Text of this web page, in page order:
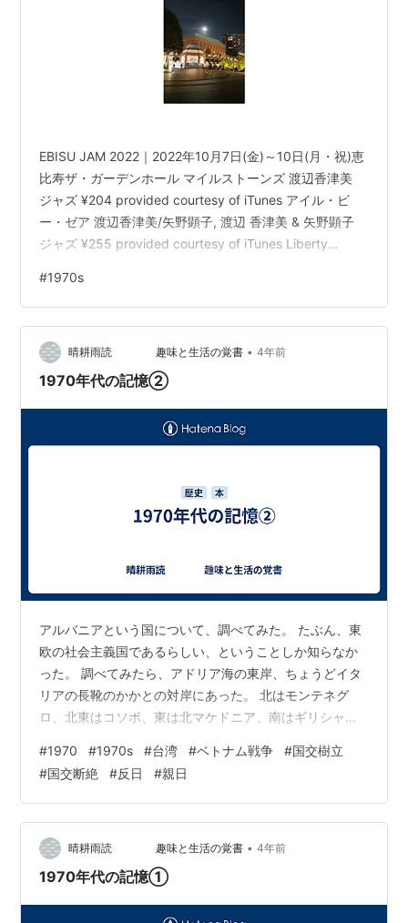
EBISU JAM 2022｜2022年10月7日(金)～10日(月・祝)恵
比寿ザ・ガーデンホール マイルストーンズ 渡辺香津美
ジャズ ¥204 provided courtesy of iTunes アイル・ビ
ー・ゼア 渡辺香津美/矢野顕子, 渡辺 香津美 & 矢野顕子
ジャズ ¥255 provided courtesy of iTunes Liberty
courtesy of iTunes ハイセンスの極致。感動の連続だっ
た。
#1970s
晴耕雨読 趣味と生活の覚書 • 4年前
1970年代の記憶②
アルバニアという国について、調べてみた。 たぶん、東
欧の社会主義国であるらしい、ということしか知らなか
った。 調べてみたら、アドリア海の東岸、ちょうどイタ
リアの長靴のかかとの対岸にあった。 北はモンテネグ
ロ、北東はコソボ、東は北マケドニア、南はギリシャと
ボ、北マケドニアは、ユーゴスラビア社会主義国連邦共
和国の解体によって生まれた国々である。 「アルバニ
ア」という国名は、他称であり地質が主に石灰岩質で白
いことから、「白い土地」と呼んだことから、きている
という。 自称は、「シュチパリア」(鷲の国)であり、ア
ルバニア人が鷲の子孫であるという伝説からき…
#1970 #1970s #台湾 #ベトナム戦争 #国交樹立
#国交断絶 #反日 #親日
晴耕雨読 趣味と生活の覚書 • 4年前
1970年代の記憶①